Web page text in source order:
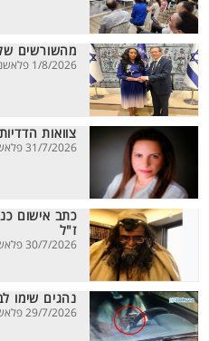
מהשורשים
1/8/2026 פלאשנט לוקאלי
צוואות
31/7/2026 פלאשנט חוק ומשפט
כתב אישום
ז"ל
30/7/2026 פלאשנט לוקאלי
נהגים שימו
29/7/2026 פלאשנט חוק ומשפט